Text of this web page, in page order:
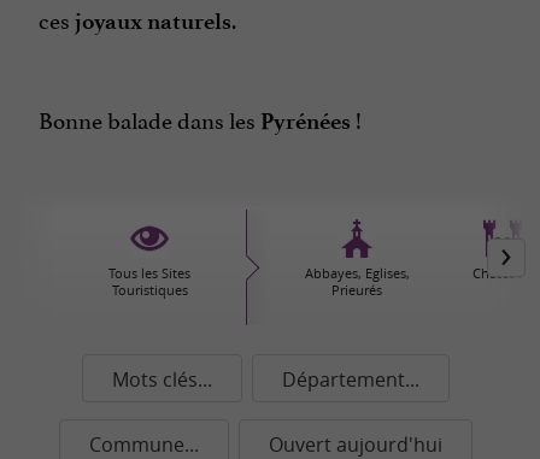
ces joyaux naturels.
Bonne balade dans les Pyrénées !
Tous les Sites
Touristiques
Abbayes, Eglises,
Prieurés
Châteaux
Mots clés... Département...
Commune... Ouvert aujourd'hui